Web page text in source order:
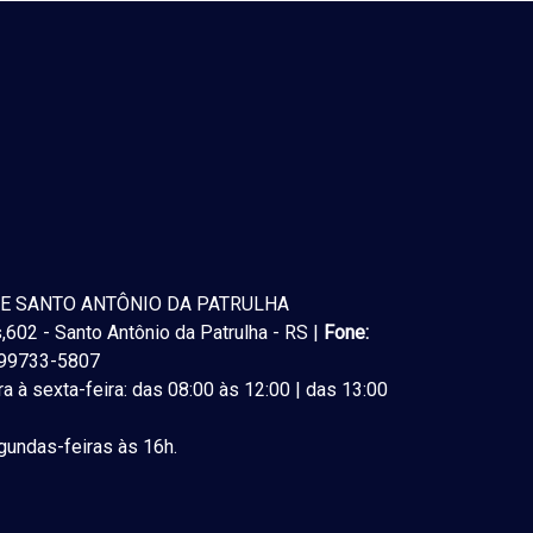
SANTO ANTÔNIO DA PATRULHA
- Santo Antônio da Patrulha - RS |
Fone:
5807
à sexta-feira: das 08:00 às 12:00 | das 13:00
feiras às 16h.